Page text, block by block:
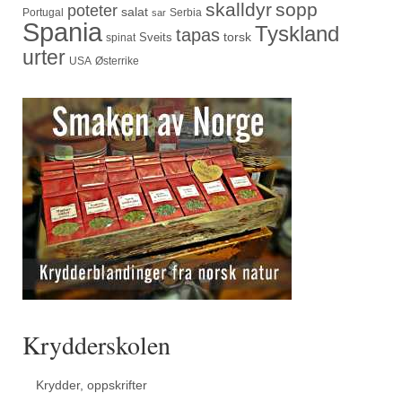
Portugal poteter salat sar Serbia skalldyrsopp
Spania spinat Sveits tapas torsk Tyskland
urter USA Østerrike
Krydderskolen
Krydder, oppskrifter